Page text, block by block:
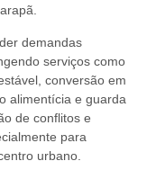
demandas
serviços como
conversão em
alimentícia e guarda
de conflitos e
para
urbano.